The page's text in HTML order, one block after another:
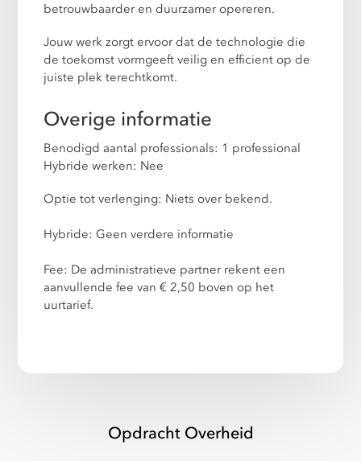
betrouwbaarder en duurzamer opereren.
Jouw werk zorgt ervoor dat de technologie die
de toekomst vormgeeft veilig en efficient op de
juiste plek terechtkomt.
Overige informatie
Benodigd aantal professionals: 1 professional
Hybride werken: Nee
Optie tot verlenging: Niets over bekend.
Hybride: Geen verdere informatie
Fee: De administratieve partner rekent een
aanvullende fee van € 2,50 boven op het
uurtarief.
Opdracht Overheid